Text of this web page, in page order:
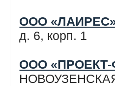
ООО
д. 6, корп. 1
ООО